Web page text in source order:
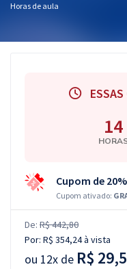
Aprovados
Horas de aula
14
Cupom de
Cupom ativado:
De: R$ 442,80
Por: R$ 354,24à vista
ou 12x de R$